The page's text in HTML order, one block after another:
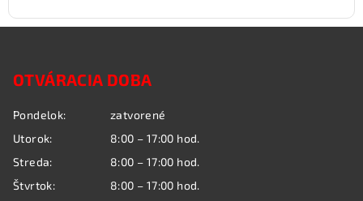
OTVÁRACIA DOBA
Pondelok:
zatvorené
Utorok:
8:00 – 17:00 hod.
Streda:
8:00 – 17:00 hod.
Štvrtok:
8:00 – 17:00 hod.